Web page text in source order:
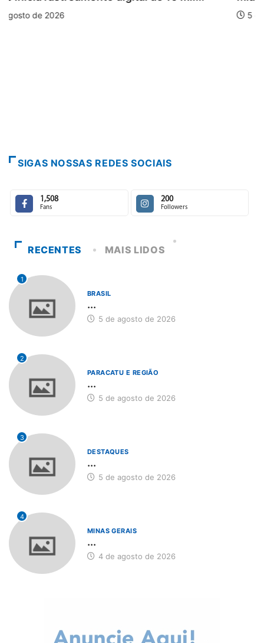
5 de agosto de 2026
SIGAS NOSSAS REDES SOCIAIS
1,508
Fans
200
Followers
RECENTES MAIS LIDOS
1
BRASIL
...
5 de agosto de 2026
2
PARACATU E REGIÃO
...
5 de agosto de 2026
3
DESTAQUES
...
5 de agosto de 2026
4
MINAS GERAIS
...
4 de agosto de 2026